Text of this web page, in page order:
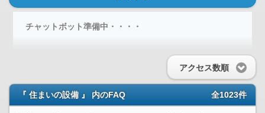
チャットボット準備中・・・・
アクセス数順
『 住まいの設備 』 内のFAQ 全1023件